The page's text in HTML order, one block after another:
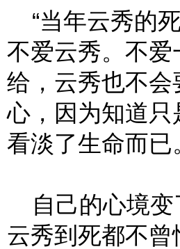
“当年云秀的
不爱云秀。不
给，云秀也不
心，因为知道
看淡了生命而已
自己的心境变
云秀到死都不